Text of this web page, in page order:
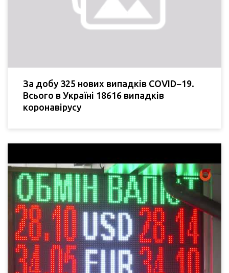
За добу 325 нових випадків COVID−19.
Всього в Україні 18616 випадків
коронавірусу